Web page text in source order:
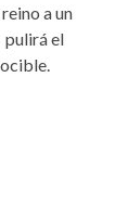
a un
el